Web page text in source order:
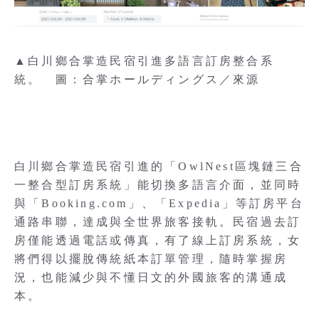
▲白川鄉合掌造民宿引進多語言訂房整合系
統。 圖：合掌ホールディングス／來源
白川鄉合掌造民宿引進的「OwlNest區塊鏈三合
一整合型訂房系統」能切換多語言介面，並同時
與「Booking.com」、「Expedia」等訂房平台
通路串聯，達成與全世界旅客接軌。民宿過去訂
房僅能透過電話或傳真，有了線上訂房系統，女
將們得以擺脫傳統紙本訂單管理，隨時掌握房
況，也能減少與不懂日文的外國旅客的溝通成
本。